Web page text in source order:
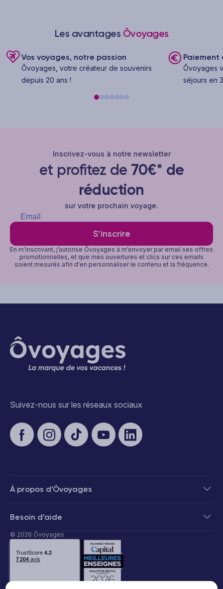
Les avantages Ôvoyages
Vos voyages, notre passion
Ôvoyages, votre créateur de souvenirs
depuis 20 ans !
Paiement
Ôvoyages
séjours en
Inscrivez-vous à notre newsletter
et profitez de 70€* de
réduction
sur votre prochain voyage.
S’inscrire
En m’inscrivant, j’autorise Ôvoyages à m’envoyer par email ses offres
promotionnelles, et que mes ouvertures et clics sur ces emails
soient mesurés afin d'en personnaliser le contenu et la fréquence.
Suivez-nous sur les réseaux sociaux
À propos d’Ôvoyages
Besoin d’aide
© 2026 Ôvoyages